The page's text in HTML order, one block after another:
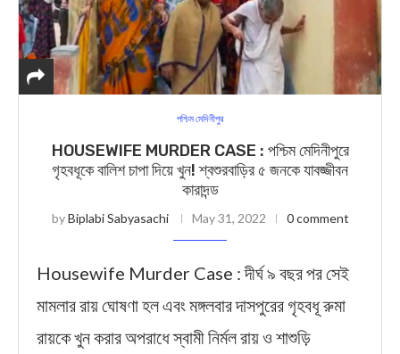
পশ্চিম মেদিনীপুর
HOUSEWIFE MURDER CASE : পশ্চিম মেদিনীপুরে
গৃহবধূকে বালিশ চাপা দিয়ে খুন! শ্বশুরবাড়ির ৫ জনকে যাবজ্জীবন
কারাদন্ড
byBiplabi Sabyasachi May 31, 2022 0 comment
Housewife Murder Case : দীর্ঘ ৯ বছর পর সেই
মামলার রায় ঘোষণা হল এবং মঙ্গলবার দাসপুরের গৃহবধূ রুমা
রায়কে খুন করার অপরাধে স্বামী নির্মল রায় ও শাশুড়ি